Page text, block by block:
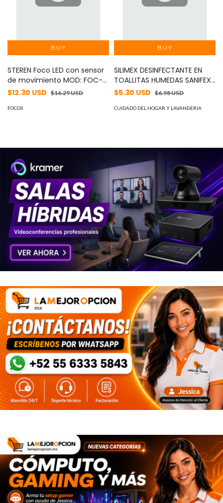
STEREN Foco LED con sensor
de movimiento MOD: FOC-
150/PIR
$12.30 USD $16.29 USD
FOCOS
SILIMEX DESINFECTANTE EN
TOALLITAS HUMEDAS SANIFEX .
MOD: HER05SIL11
$5.30 USD $6.98 USD
CUIDADO DEL HOGAR Y LAVANDERIA